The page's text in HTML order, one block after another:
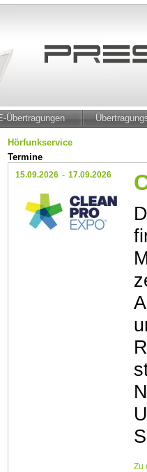
Übertragungen
Hörfunkservice
Termine
15.09.2026 - 17.09.2026
Zu